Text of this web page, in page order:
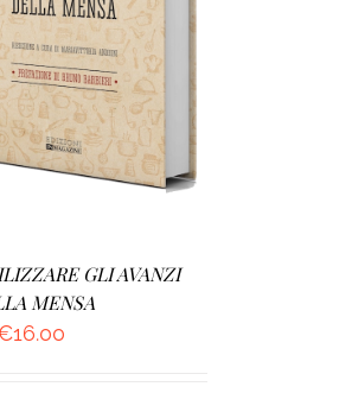
AL CARRELLO /
GLI AVANZI
MENSA
16.00